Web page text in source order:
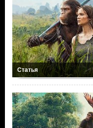
Статья